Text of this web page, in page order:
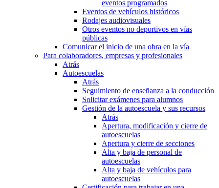
eventos programados
Eventos de vehículos históricos
Rodajes audiovisuales
Otros eventos no deportivos en vías
públicas
Comunicar el inicio de una obra en la vía
Para colaboradores, empresas y profesionales
Atrás
Autoescuelas
Atrás
Seguimiento de enseñanza a la conducción
Solicitar exámenes para alumnos
Gestión de la autoescuela y sus recursos
Atrás
Apertura, modificación y cierre de
autoescuelas
Apertura y cierre de secciones
Alta y baja de personal de
autoescuelas
Alta y baja de vehículos para
autoescuelas